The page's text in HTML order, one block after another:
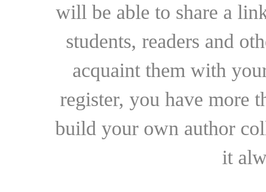
will be able to share a
students, readers and
acquaint them with
register, you have more
build your own author
it